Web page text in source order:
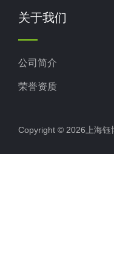
关于我们
公司简介
荣誉资质
Copyright © 2026上海